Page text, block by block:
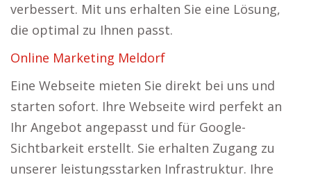
verbessert. Mit uns erhalten Sie eine Lösung,
die optimal zu Ihnen passt.
Online Marketing Meldorf
Eine Webseite mieten Sie direkt bei uns und
starten sofort. Ihre Webseite wird perfekt an
Ihr Angebot angepasst und für Google-
Sichtbarkeit erstellt. Sie erhalten Zugang zu
unserer leistungsstarken Infrastruktur. Ihre